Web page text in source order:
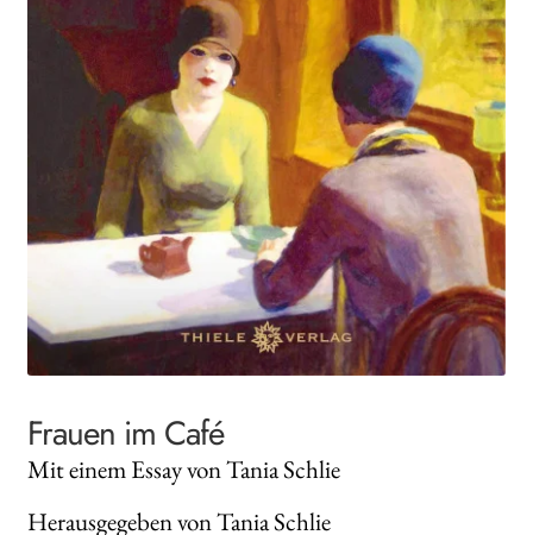
Search:
Frauen im Café
Mit einem Essay von Tania Schlie
Herausgegeben von Tania Schlie